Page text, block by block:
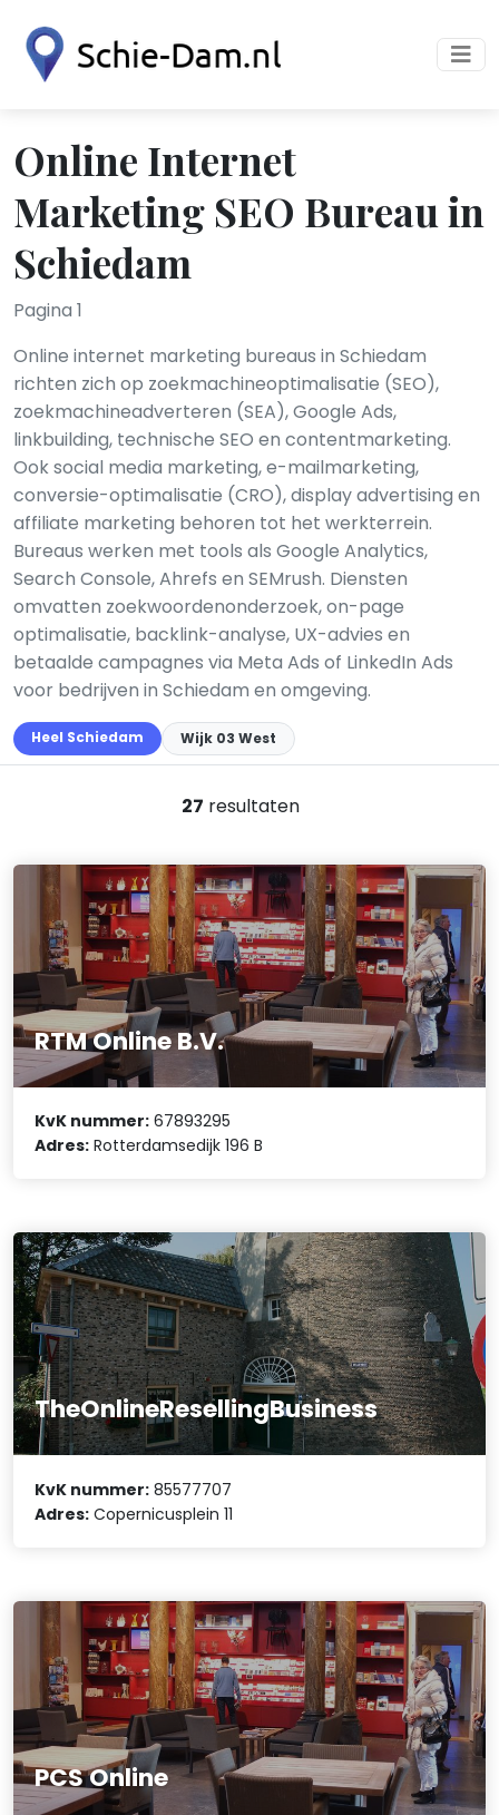
Online Internet
Marketing SEO Bureau in
Schiedam
Pagina 1
Online internet marketing bureaus in Schiedam
richten zich op zoekmachineoptimalisatie (SEO),
zoekmachineadverteren (SEA), Google Ads,
linkbuilding, technische SEO en contentmarketing.
Ook social media marketing, e-mailmarketing,
conversie-optimalisatie (CRO), display advertising en
affiliate marketing behoren tot het werkterrein.
Bureaus werken met tools als Google Analytics,
Search Console, Ahrefs en SEMrush. Diensten
omvatten zoekwoordenonderzoek, on-page
optimalisatie, backlink-analyse, UX-advies en
betaalde campagnes via Meta Ads of LinkedIn Ads
voor bedrijven in Schiedam en omgeving.
Heel Schiedam Wijk 03 West
27 resultaten
RTM Online B.V.
KvK nummer: 67893295
Adres: Rotterdamsedijk 196 B
TheOnlineResellingBusiness
KvK nummer: 85577707
Adres: Copernicusplein 11
PCS Online